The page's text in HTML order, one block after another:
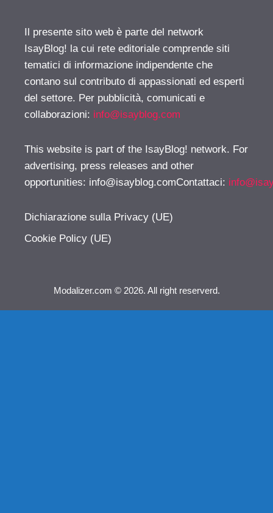
Il presente sito web è parte del network
IsayBlog! la cui rete editoriale comprende siti
tematici di informazione indipendente che
contano sul contributo di appassionati ed esperti
del settore. Per pubblicità, comunicati e
collaborazioni: info@isayblog.com
This website is part of the IsayBlog! network. For
advertising, press releases and other
opportunities: info@isayblog.comContattaci:
Dichiarazione sulla Privacy (UE)
Cookie Policy (UE)
Modalizer.com © 2026. All right reserverd.